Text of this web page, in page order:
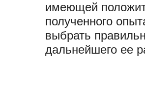
имеющей
полученного
выбрать
дальнейшего ее